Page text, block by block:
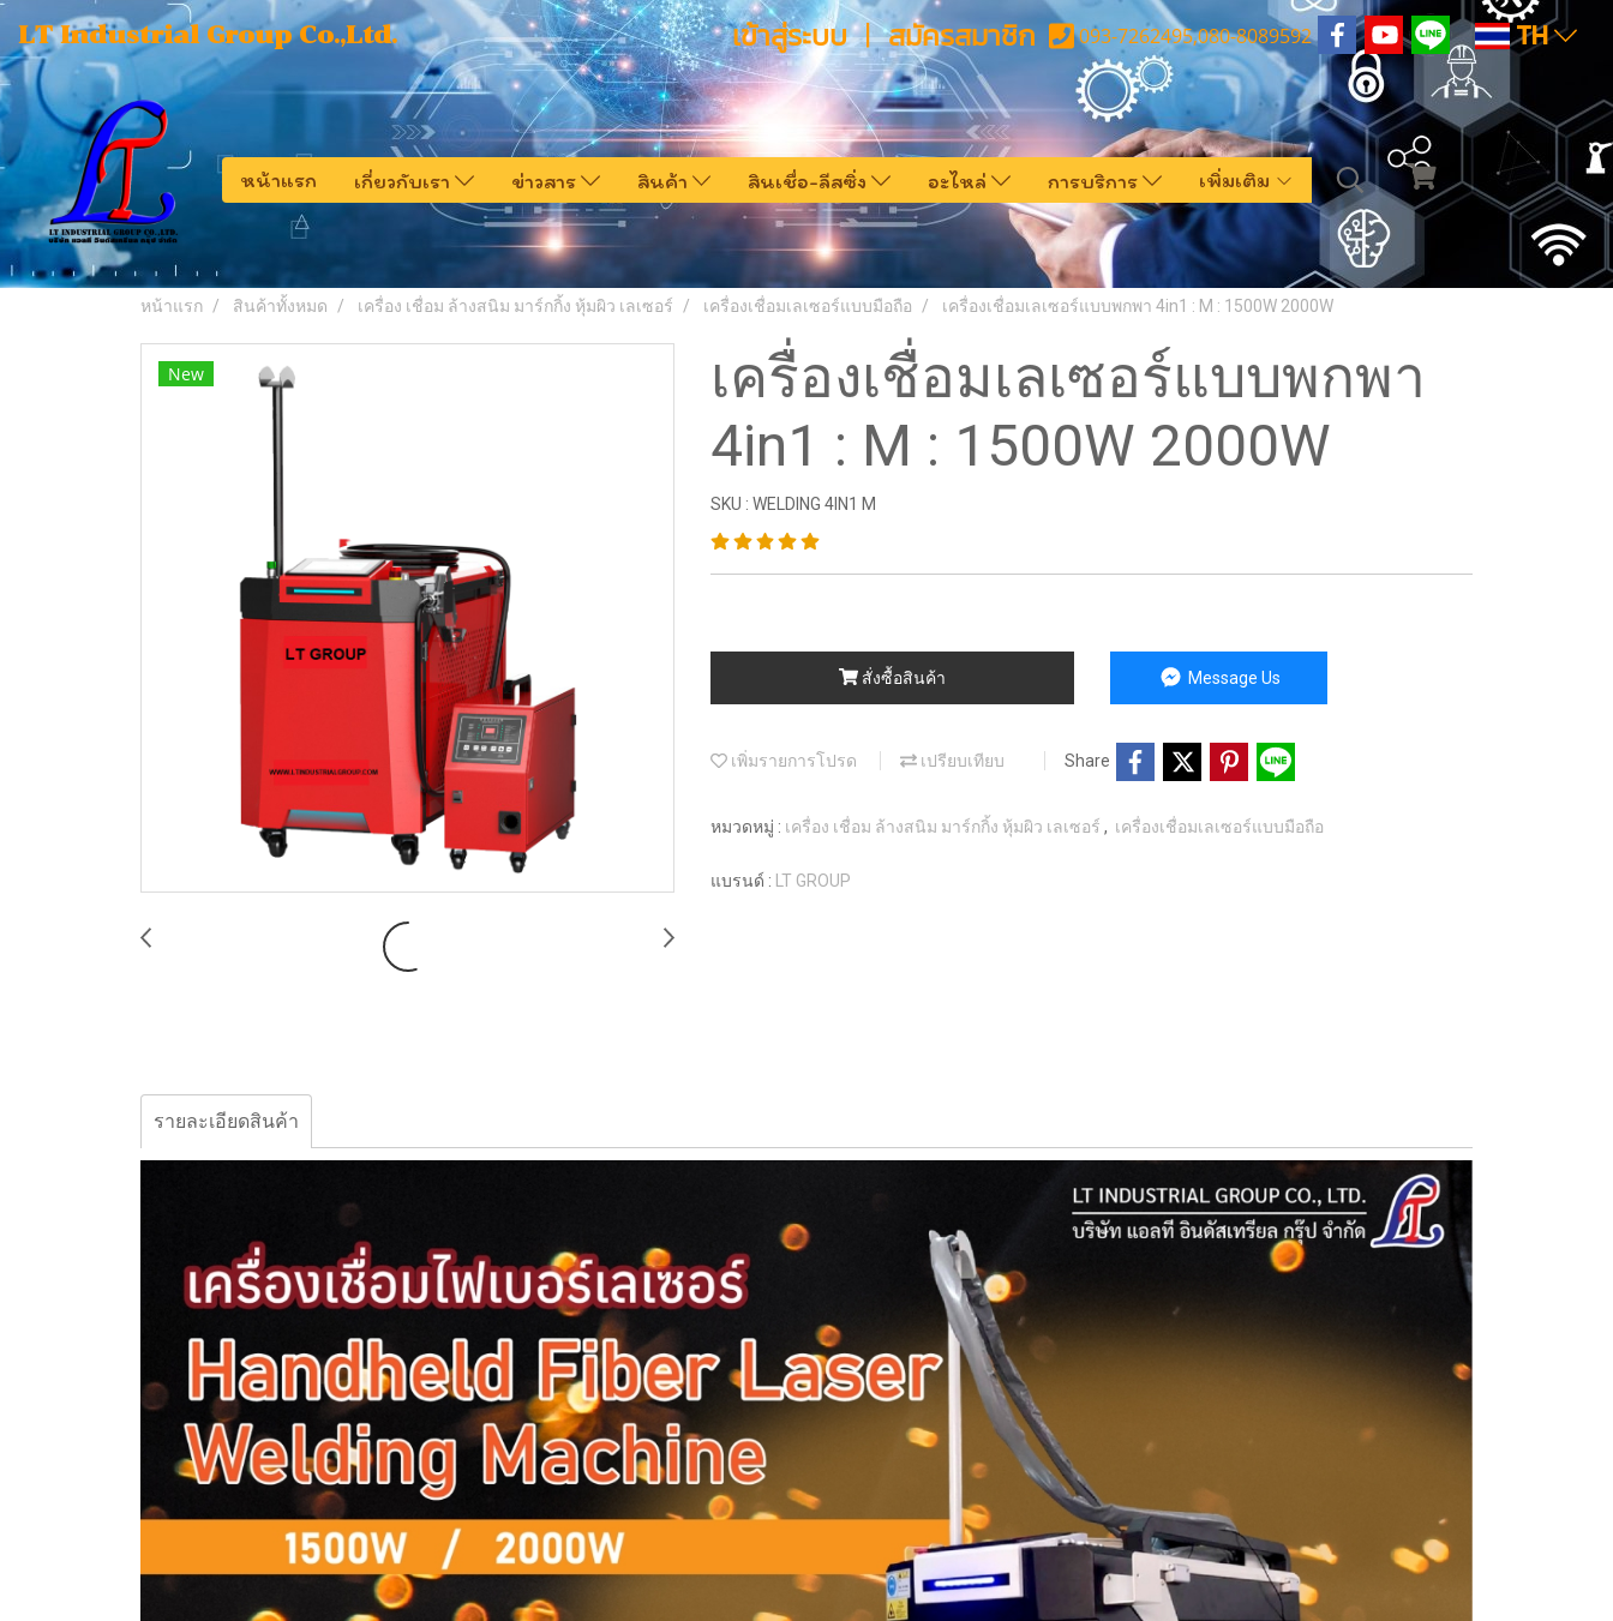
LT Industrial Group Co.,Ltd. เข้าสู่ระบบ สมัครสมาชิก 093-7262495,080-8089592 TH
หน้าแรก เกี่ยวกับเรา ข่าวสาร สินค้า สินเชื่อ-ลีสซิ่ง อะไหล่ การบริการ เพิ่มเติม
หน้าแรก สินค้าทั้งหมด เครื่อง เชื่อม ล้างสนิม มาร์กกิ้ง หุ้มผิว เลเซอร์ เครื่องเชื่อมเลเซอร์แบบมือถือ เครื่องเชื่อมเลเซอร์แบบพกพา 4in1 : M : 1500W 2000W
New
เครื่องเชื่อมเลเซอร์แบบพกพา
4in1 : M : 1500W 2000W
SKU : WELDING 4IN1 M
สั่งซื้อสินค้า Message Us
เพิ่มรายการโปรด เปรียบเทียบ Share
หมวดหมู่ : เครื่อง เชื่อม ล้างสนิม มาร์กกิ้ง หุ้มผิว เลเซอร์ , เครื่องเชื่อมเลเซอร์แบบมือถือ
แบรนด์ : LT GROUP
รายละเอียดสินค้า